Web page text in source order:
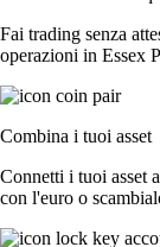
Fai trading senza
operazioni in Essex
Combina i tuoi asset
Connetti i tuoi asset
con l'euro o